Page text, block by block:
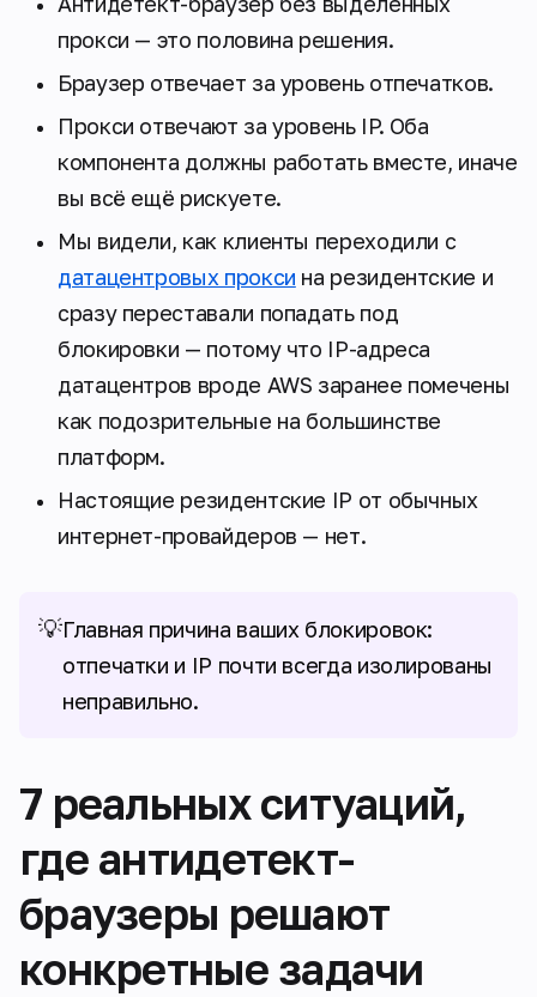
прокси — это половина решения.
Браузер отвечает за уровень отпечатков.
Прокси отвечают за уровень IP. Оба
компонента должны работать вместе, иначе
вы всё ещё рискуете.
Мы видели, как клиенты переходили с
датацентровых прокси на резидентские и
сразу переставали попадать под
блокировки — потому что IP-адреса
датацентров вроде AWS заранее помечены
как подозрительные на большинстве
платформ.
Настоящие резидентские IP от обычных
интернет-провайдеров — нет.
💡Главная причина ваших блокировок:
отпечатки и IP почти всегда изолированы
неправильно.
7 реальных ситуаций,
где антидетект-
браузеры решают
конкретные задачи